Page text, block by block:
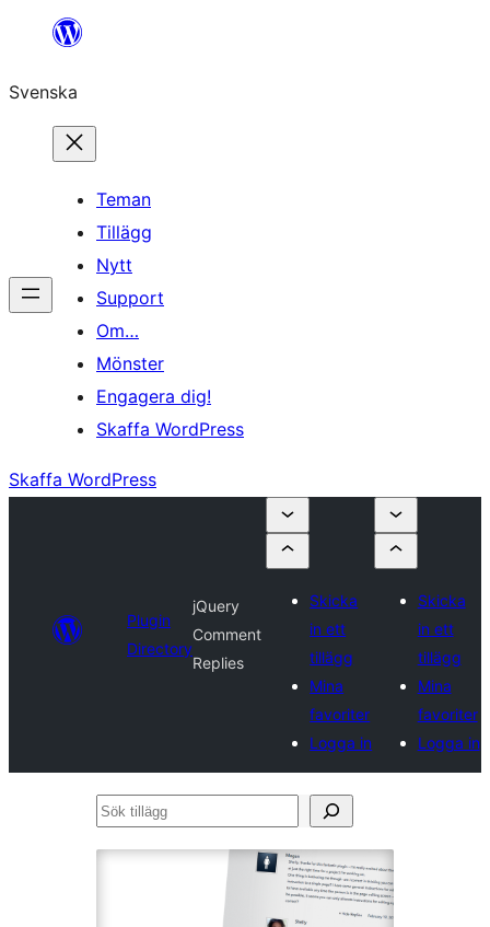
Hoppa
innehåll
Svenska
Teman
Tillägg
Nytt
Support
Om…
Mönster
Engagera dig!
Skaffa WordPress
Skaffa WordPress
Plugin
Directory
jQuery
Comment
Replies
Skicka
in ett
tillägg
Mina
favoriter
Logga in
Skicka
in ett
tillägg
Mina
favoriter
Logga in
Sök